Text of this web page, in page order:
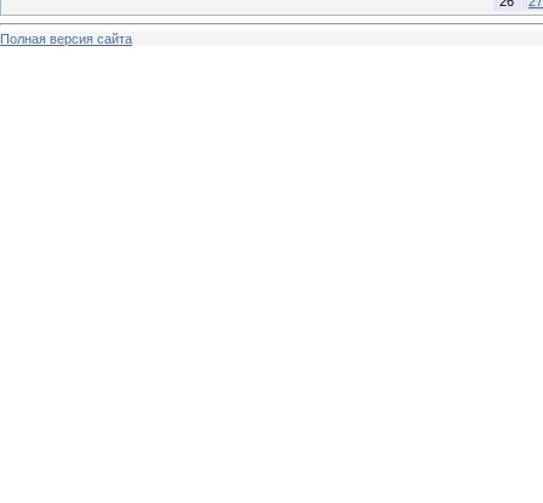
Полная версия сайта